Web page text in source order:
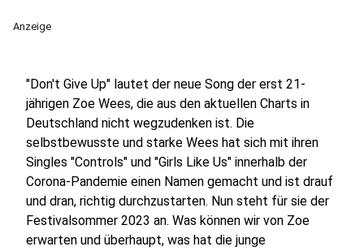
Anzeige
"Don't Give Up" lautet der neue Song der erst 21-
jährigen Zoe Wees, die aus den aktuellen Charts in
Deutschland nicht wegzudenken ist. Die
selbstbewusste und starke Wees hat sich mit ihren
Singles "Controls" und "Girls Like Us" innerhalb der
Corona-Pandemie einen Namen gemacht und ist drauf
und dran, richtig durchzustarten. Nun steht für sie der
Festivalsommer 2023 an. Was können wir von Zoe
erwarten und überhaupt, was hat die junge